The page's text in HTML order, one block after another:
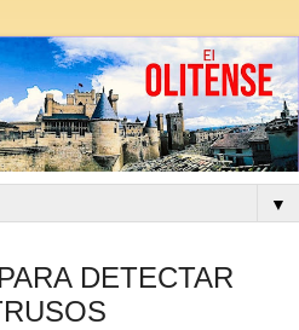
▼
DETECTAR